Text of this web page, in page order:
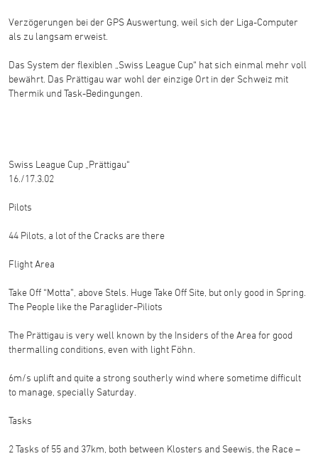
Verzögerungen bei der GPS Auswertung, weil sich der Liga-Computer
als zu langsam erweist.
Das System der flexiblen „Swiss League Cup“ hat sich einmal mehr voll
bewährt. Das Prättigau war wohl der einzige Ort in der Schweiz mit
Thermik und Task-Bedingungen.
Swiss League Cup „Prättigau“
16./17.3.02
Pilots
44 Pilots, a lot of the Cracks are there
Flight Area
Take Off “Motta”, above Stels. Huge Take Off Site, but only good in Spring.
The People like the Paraglider-Piliots
The Prättigau is very well known by the Insiders of the Area for good
thermalling conditions, even with light Föhn.
6m/s uplift and quite a strong southerly wind where sometime difficult
to manage, specially Saturday.
Tasks
2 Tasks of 55 and 37km, both between Klosters and Seewis, the Race –